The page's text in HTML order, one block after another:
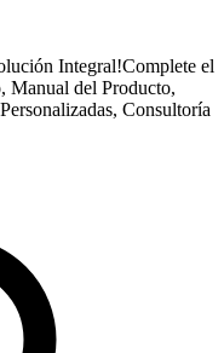
Integral!Complete el
Manual del Producto,
Consultoría